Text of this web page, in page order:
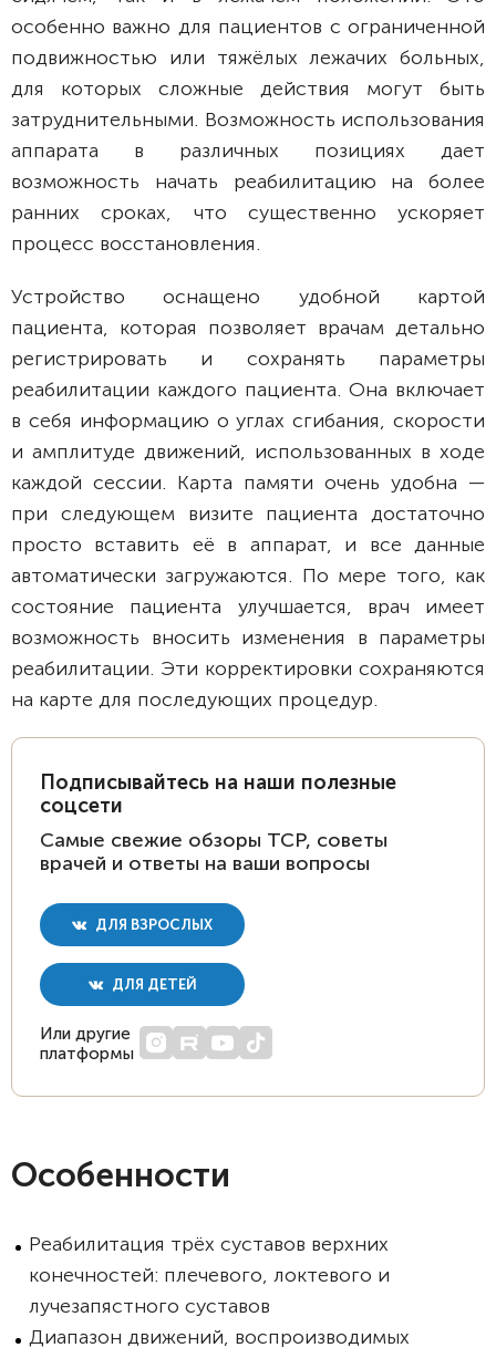
особенно важно для пациентов с ограниченной
подвижностью или тяжёлых лежачих больных,
для которых сложные действия могут быть
затруднительными. Возможность использования
аппарата в различных позициях дает
возможность начать реабилитацию на более
ранних сроках, что существенно ускоряет
процесс восстановления.
Устройство оснащено удобной картой
пациента, которая позволяет врачам детально
регистрировать и сохранять параметры
реабилитации каждого пациента. Она включает
в себя информацию о углах сгибания, скорости
и амплитуде движений, использованных в ходе
каждой сессии. Карта памяти очень удобна —
при следующем визите пациента достаточно
просто вставить её в аппарат, и все данные
автоматически загружаются. По мере того, как
состояние пациента улучшается, врач имеет
возможность вносить изменения в параметры
реабилитации. Эти корректировки сохраняются
на карте для последующих процедур.
Подписывайтесь на наши полезные
соцсети
Самые свежие обзоры ТСР, советы
врачей и ответы на ваши вопросы
ДЛЯ ВЗРОСЛЫХ
ДЛЯ ДЕТЕЙ
Или другие
платформы
Особенности
Реабилитация трёх суставов верхних
конечностей: плечевого, локтевого и
лучезапястного суставов
Диапазон движений, воспроизводимых